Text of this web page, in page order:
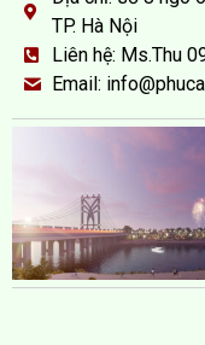
TP. Hà Nội
Liên hệ: Ms.Thu
Email: